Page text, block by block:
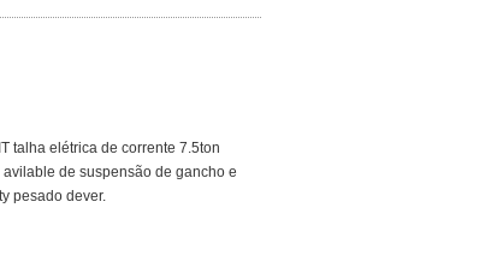
talha elétrica de corrente 7.5ton
de suspensão de gancho e
pesado dever.